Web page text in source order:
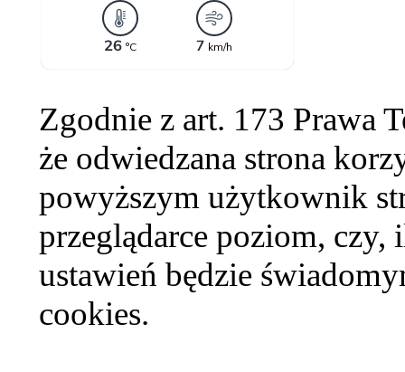
Zgodnie z art. 173 Prawa
że odwiedzana strona
powyższym użytkownik
przeglądarce poziom,
ustawień będzie
cookies.